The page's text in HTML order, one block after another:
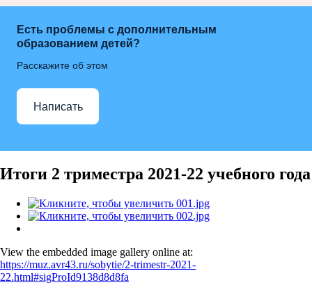
Есть проблемы с дополнительным
образованием детей?
Расскажите об этом
Написать
Итоги 2 триместра 2021-22 учебного года
View the embedded image gallery online at:
https://muz.avr43.ru/sobytie/2-trimestr-2021-
22.html#sigProId9138d8d8fa